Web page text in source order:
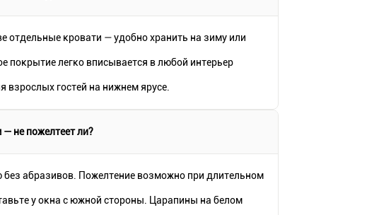
отдельные кровати — удобно хранить на зиму или
покрытие легко вписывается в любой интерьер
взрослых гостей на нижнем ярусе.
не пожелтеет ли?
абразивов. Пожелтение возможно при длительном
у окна с южной стороны. Царапины на белом